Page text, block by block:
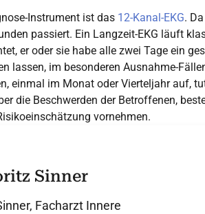
Instrument ist das 12-Kanal-EKG.
passiert. Ein Langzeit-EKG läuft
er oder sie habe alle zwei Tage ein
lassen, im besonderen Ausnahme-
einmal im Monat oder Vierteljahr auf,
die Beschwerden der Betroffenen,
vornehmen.
Sinner
Facharzt Innere